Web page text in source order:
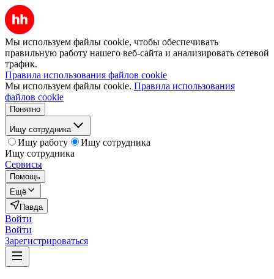
Мы используем файлы cookie, чтобы обеспечивать
правильную работу нашего веб-сайта и анализировать сетевой
трафик.
Правила использования файлов cookie
Мы используем файлы cookie. Правила использования
файлов cookie
Понятно
Ищу сотрудника
Ищу работу
Ищу сотрудника
Ищу сотрудника
Сервисы
Помощь
Ещё
Павда
Войти
Войти
Зарегистрироваться